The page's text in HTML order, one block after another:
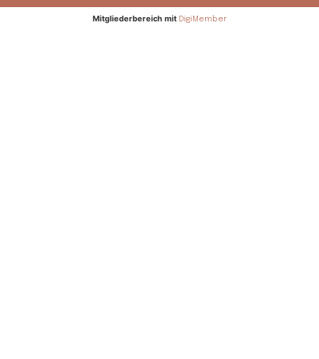
Mitgliederbereich mit DigiMember